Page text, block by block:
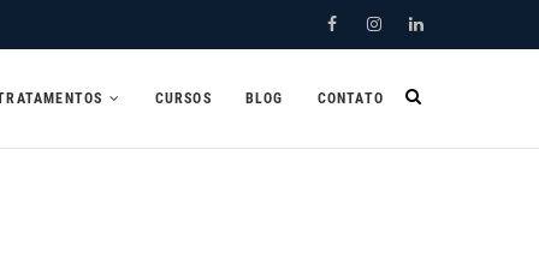
FacebookInstagramLinkedin
CURSOS BLOG CONTATO